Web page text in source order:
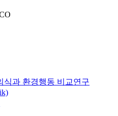
식과 환경행동 비교연구